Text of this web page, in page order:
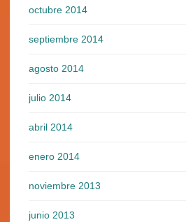
octubre 2014
septiembre 2014
agosto 2014
julio 2014
abril 2014
enero 2014
noviembre 2013
junio 2013